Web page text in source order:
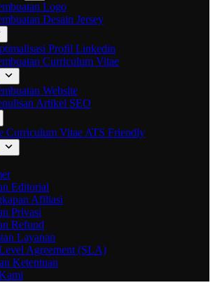
Logo
Desain Jersey
Profil Linkedin
Curriculum Vitae
Website
Artikel SEO
Curriculum Vitae ATS Friendly
Editorial
Afiliasi
Privasi
Refund
Layanan
Agreement (SLA)
Ketentuan